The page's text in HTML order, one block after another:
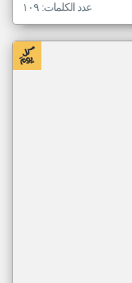
عدد الكلمات: ١٠٩